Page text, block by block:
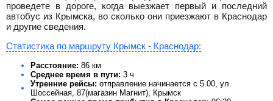
проведете в дороге, когда выезжает первый и последний
автобус из Крымска, во сколько они приезжают в Краснодар
и другие сведения.
Статистика по маршруту Крымск - Краснодар:
Расстояние: 86 км
Среднее время в пути: 3 ч
Утренние рейсы: отправление начинается с 5.00, ул.
Шоссейная, 87(магазин Магнит), Крымск